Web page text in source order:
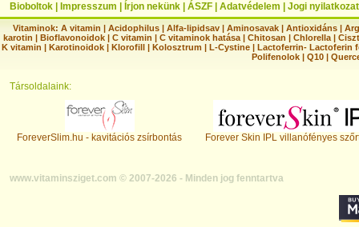
Bioboltok Impresszum Írjon nekünk ÁSZF Adatvédelem Jogi nyilatkozat
Vitaminok: A vitamin |Acidophilus |Alfa-lipidsav |Aminosavak |Antioxidáns |
karotin | Bioflavonoidok | C vitamin | C vitaminok hatása | Chitosan | Chlorella |
K vitamin | Karotinoidok | Klorofill | Kolosztrum | L-Cystine | Lactoferrin- Lactoferin
Polifenolok |Q10 |
Társoldalaink:
ForeverSlim.hu - kavitációs zsírbontás Forever Skin IPL villanófényes
www.vitaminsziget.com © 2007-2026 - Minden jog fenntartva